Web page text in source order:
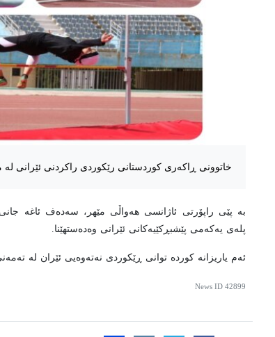
خاتوونی ڕاکەری کوردستانی رێکوردی راکردنی ئێرانی لە
پلەی یەکەمی پێشبڕکێیەکانی ئێرانی وەدەستهێنا.
ئەم یاریزانە کوردە توانی ڕێکوردی نەتەوەیی ئێران لە
News ID 42899